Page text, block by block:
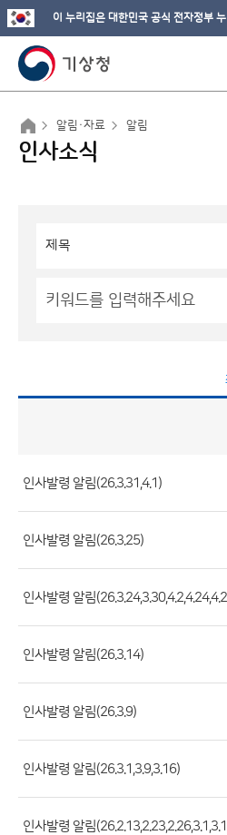
이 누리집은 대한민국 공식 전자정부
알림·자료 알림
인사소식
목
록
제
목,
등
부
파
일,
인사발령 알림(26.3.31,4.1)
인사발령 알림(26.3.25)
인사발령 알림
인사발령 알림(26.3.14)
인사발령 알림(26.3.9)
인사발령 알림(26.3.1,3.9,3.16)
인사발령 알림